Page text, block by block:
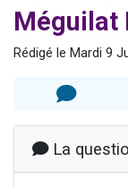
Méguilat
Rédigé le Mardi 9
La